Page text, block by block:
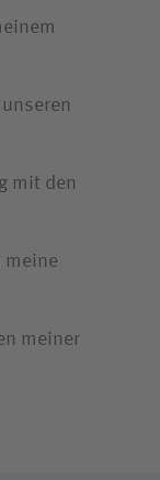
sofern dies
ist.
toleriert.
uns an die
geeigneten
,
und im
mit den
meine
meiner